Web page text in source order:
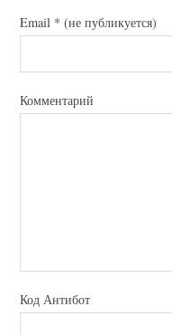
Email * (не публикуется)
Комментарий
Код Антибот